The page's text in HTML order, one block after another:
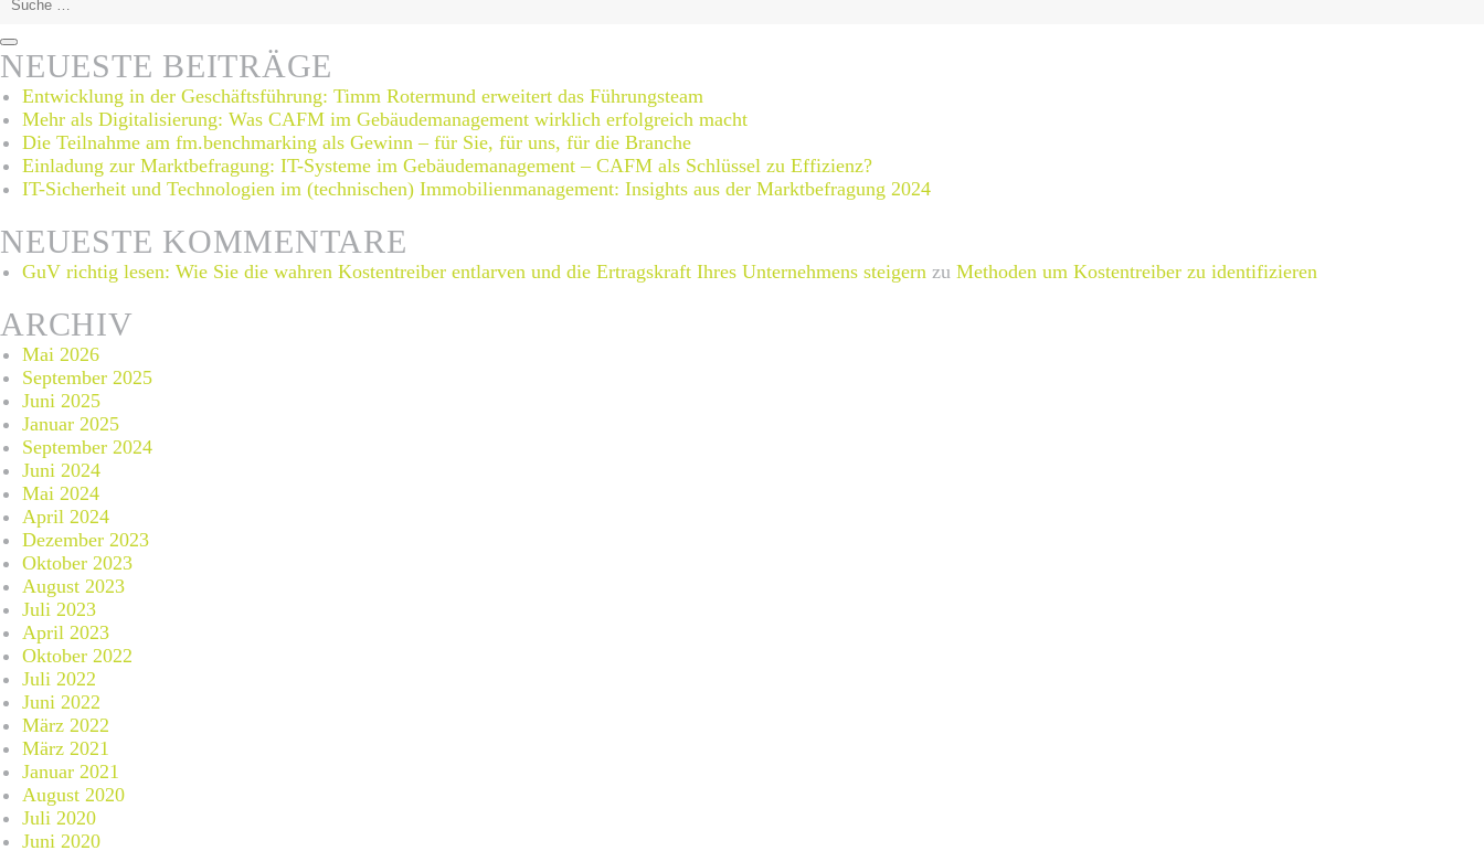
nach:
Suchen
NEUESTE BEITRÄGE
Entwicklung in der Geschäftsführung: Timm Rotermund erweitert das Führungsteam
Mehr als Digitalisierung: Was CAFM im Gebäudemanagement wirklich erfolgreich macht
Die Teilnahme am fm.benchmarking als Gewinn – für Sie, für uns, für die Branche
Einladung zur Marktbefragung: IT-Systeme im Gebäudemanagement – CAFM als Schlüssel zu Effizienz?
IT-Sicherheit und Technologien im (technischen) Immobilienmanagement: Insights aus der Marktbefragung 2024
NEUESTE KOMMENTARE
GuV richtig lesen: Wie Sie die wahren Kostentreiber entlarven und die Ertragskraft Ihres Unternehmens steigern zu Methoden um Kostentreiber zu identifizieren
ARCHIV
Mai 2026
September 2025
Juni 2025
Januar 2025
September 2024
Juni 2024
Mai 2024
April 2024
Dezember 2023
Oktober 2023
August 2023
Juli 2023
April 2023
Oktober 2022
Juli 2022
Juni 2022
März 2022
März 2021
Januar 2021
August 2020
Juli 2020
Juni 2020